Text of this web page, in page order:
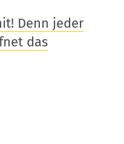
Denn jeder
das